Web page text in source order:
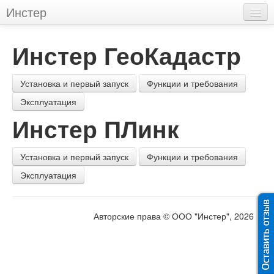
Инстер
Продукты
Инстер ПЛинк
Инстер ГеоКадастр
Инстер ГеоКонвертер
Новости и события
Дополнительно
Тесты кадастрового инженера
Инстер ГеоКадастр
Установка и первый запуск
Функции и требования
Эксплуатация
Инстер ПЛинк
Установка и первый запуск
Функции и требования
Эксплуатация
Авторские права © ООО "Инстер", 2026 г.